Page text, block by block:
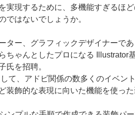
実現するために、多機能すぎるほ
ではないでしょうか。
ター、グラフィックデザイナーで
ちゃんとしたプロになる
氏を招聘。
て、アドビ関係の数多くのイベン
装飾的な表現に向いた機能を使っ